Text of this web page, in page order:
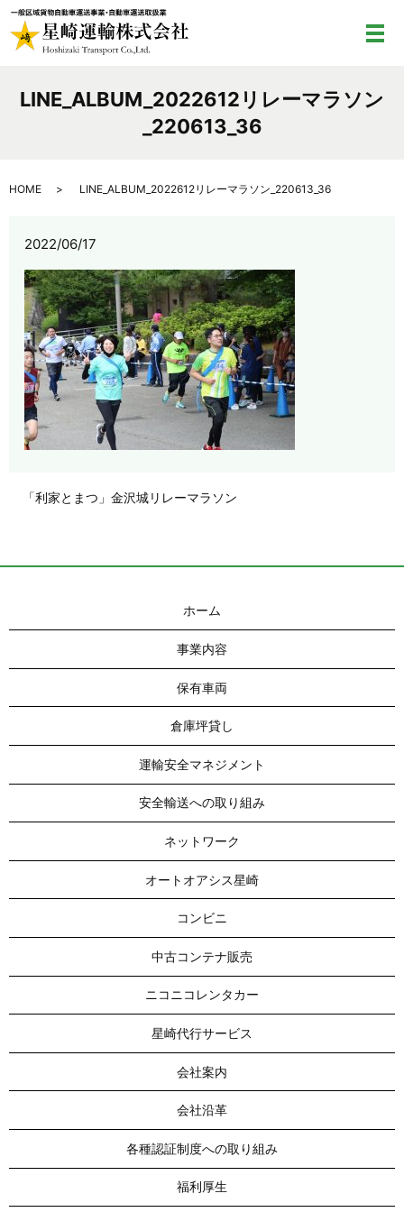
メ
LINE_ALBUM_2022612リレーマラソン
_220613_36
HOME LINE_ALBUM_2022612リレーマラソン_220613_36
2022/06/17
「利家とまつ」金沢城リレーマラソン
ホーム
事業内容
保有車両
倉庫坪貸し
運輸安全マネジメント
安全輸送への取り組み
ネットワーク
オートオアシス星崎
コンビニ
中古コンテナ販売
ニコニコレンタカー
星崎代行サービス
会社案内
会社沿革
各種認証制度への取り組み
福利厚生